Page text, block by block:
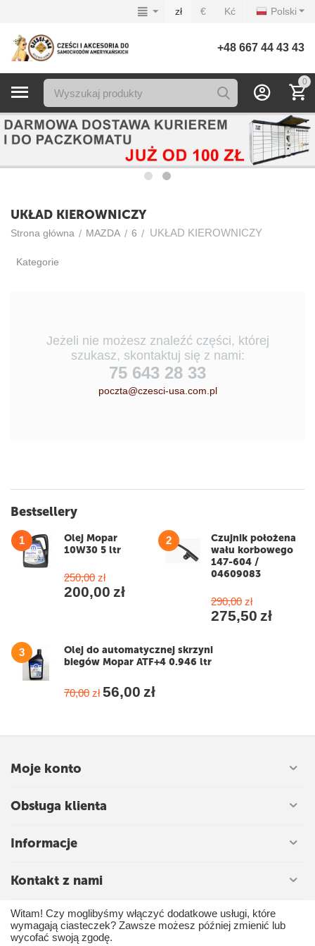
Polski
zł € Kć
+48 667 44 43 43
0
UKŁAD KIEROWNICZY
Strona główna / MAZDA / 6 / UKŁAD KIEROWNICZY
Kategorie
Jeżeli nie możesz znaleźć części, której
szukasz, skontaktuj się z nami:
75 643 28 33
poczta@czesci-usa.com.pl
Bestsellery
1
Olej Mopar
10W30 5 ltr
250,00 zł
200,00 zł
2
Czujnik położena
wału korbowego
147-604 /
04609083
290,00 zł
275,50 zł
3
Olej do automatycznej skrzyni
biegów Mopar ATF+4 0.946 ltr
70,00 zł 56,00 zł
Moje konto
Obsługa klienta
Informacje
Kontakt z nami
© 2009 - 2026 Części-usa.com.pl Alicja Dąbrowska. Powered byCS-
Cartand premium theme —
Witam! Czy moglibyśmy włączyć dodatkowe usługi, które
wymagają ciasteczek? Zawsze możesz później zmienić lub
wycofać swoją zgodę.